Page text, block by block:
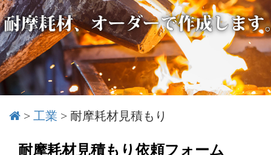
n
a
v
i
g
i
> 工業 > 耐摩耗材見積もり
耐摩耗材見積もり依頼フォーム